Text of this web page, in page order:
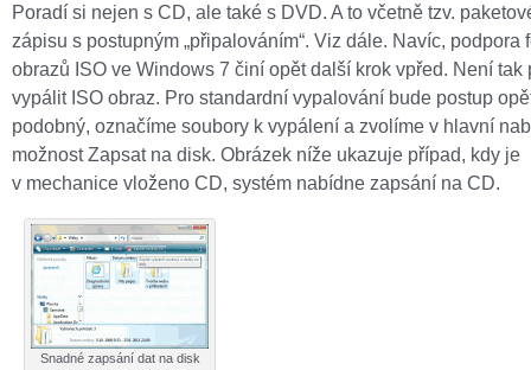
Poradí si nejen s CD, ale také s DVD. A to včetně tzv.
zápisu s postupným „připalováním“. Viz dále. Navíc, podpora
obrazů ISO ve Windows 7 činí opět další krok vpřed. Není tak
vypálit ISO obraz. Pro standardní vypalování bude postup
podobný, označíme soubory k vypálení a zvolíme v hlavní
možnost Zapsat na disk. Obrázek níže ukazuje případ, kdy je
v mechanice vloženo CD, systém nabídne zapsání na CD.
Snadné zapsání dat na disk